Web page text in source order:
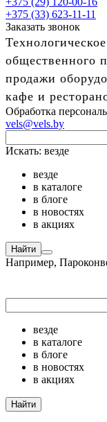
+375 (33) 623-11-11
Заказать звонок
общественного
продажи
кафе и
Обработка
vels@vels.by
Искать: везде
везде
в каталоге
в блоге
в новостях
в акциях
Найти
Например,
везде
в каталоге
в блоге
в новостях
в акциях
Найти